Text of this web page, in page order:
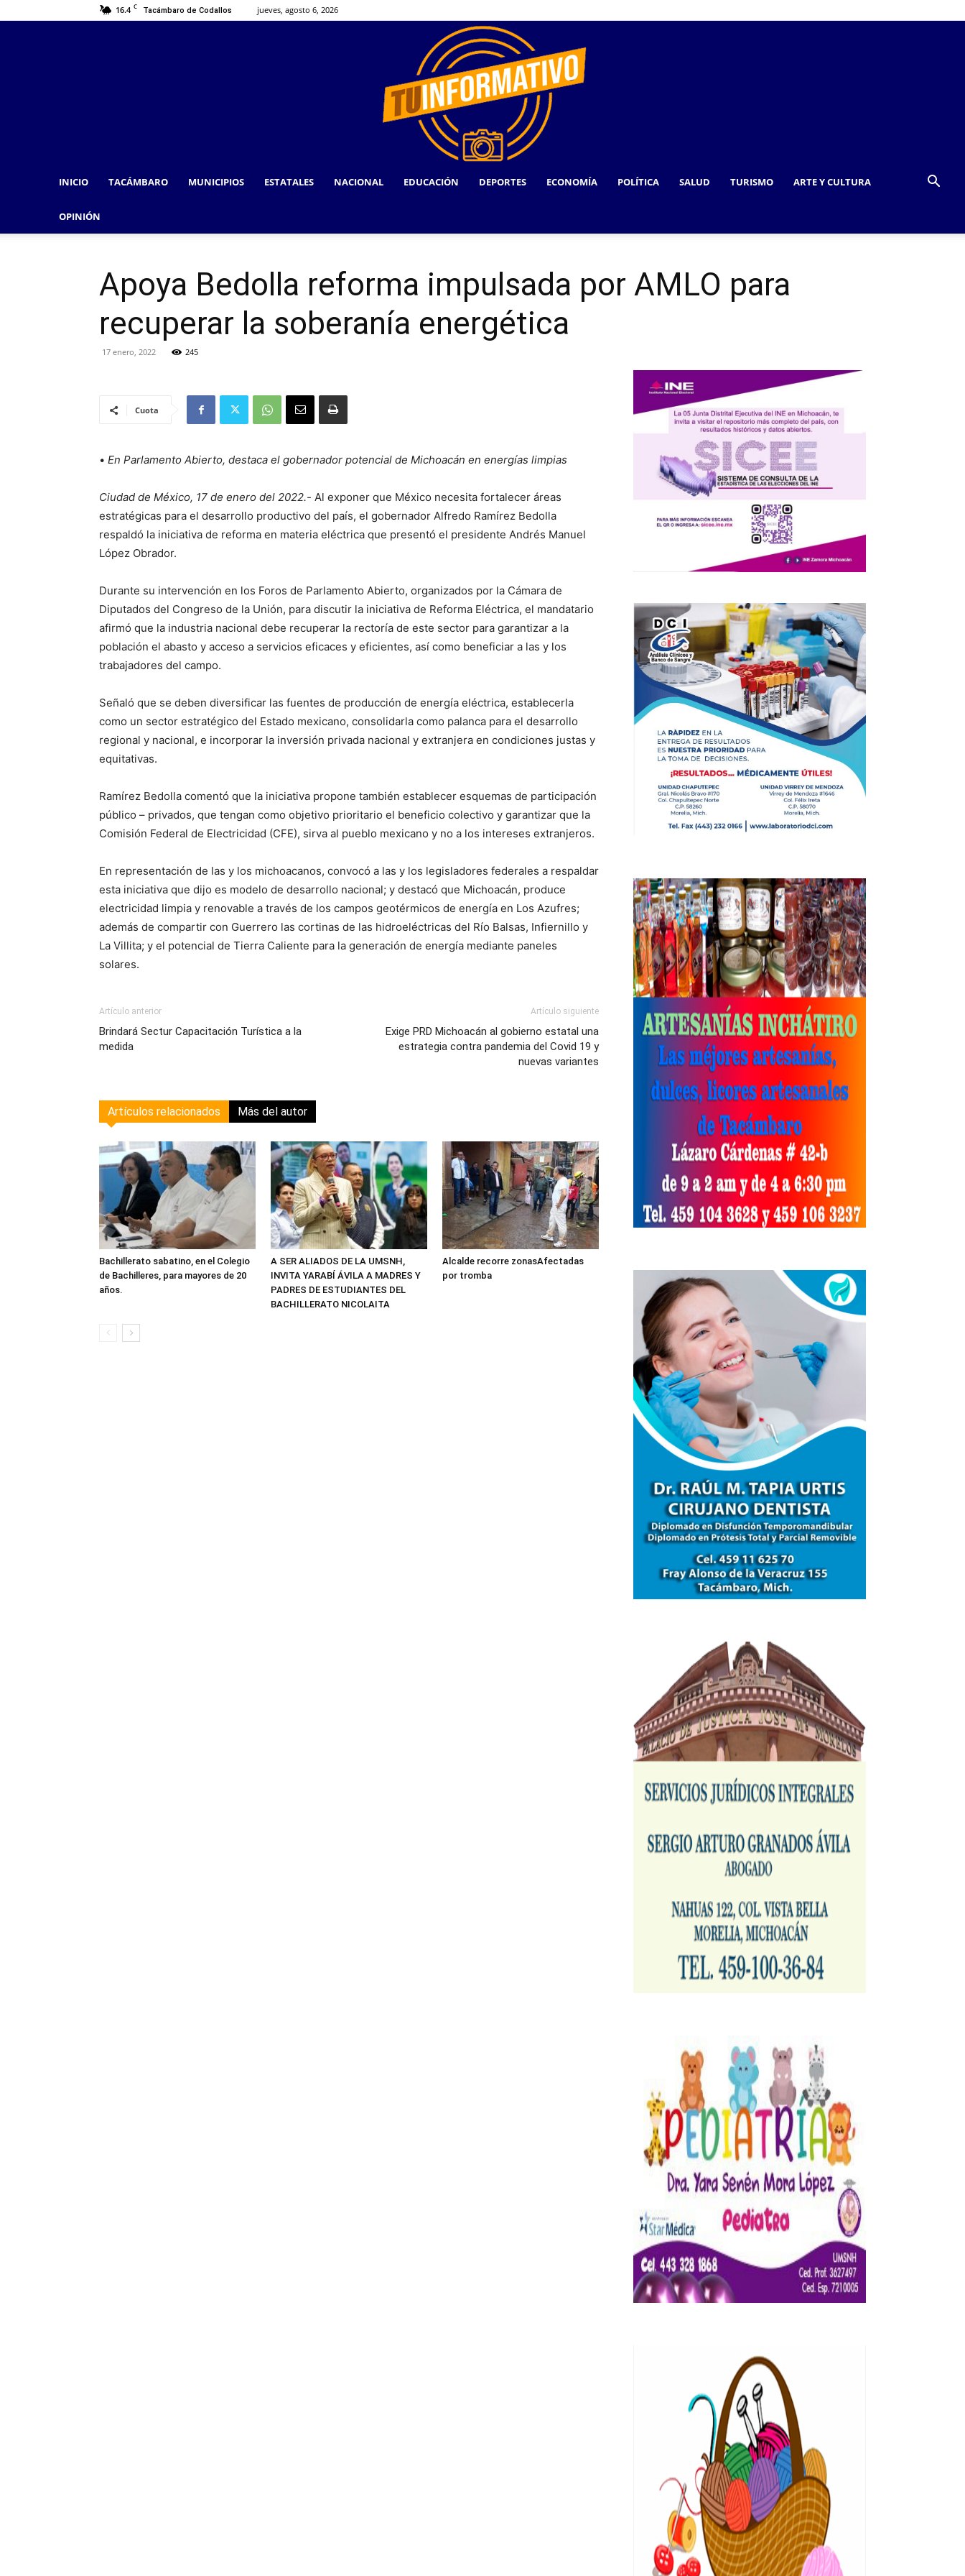
16.4 C Tacámbaro de Codallos jueves, agosto 6, 2026
INICIO TACÁMBARO MUNICIPIOS ESTATALES NACIONAL EDUCACIÓN DEPORTES ECONOMÍA POLÍTICA SALUD TURISMO ARTE Y CULTURA
OPINIÓN
Apoya Bedolla reforma impulsada por AMLO para
recuperar la soberanía energética
17 enero, 2022 245
Cuota
• En Parlamento Abierto, destaca el gobernador potencial de Michoacán en energías limpias
Ciudad de México, 17 de enero del 2022.- Al exponer que México necesita fortalecer áreas
estratégicas para el desarrollo productivo del país, el gobernador Alfredo Ramírez Bedolla
respaldó la iniciativa de reforma en materia eléctrica que presentó el presidente Andrés Manuel
López Obrador.
Durante su intervención en los Foros de Parlamento Abierto, organizados por la Cámara de
Diputados del Congreso de la Unión, para discutir la iniciativa de Reforma Eléctrica, el mandatario
afirmó que la industria nacional debe recuperar la rectoría de este sector para garantizar a la
población el abasto y acceso a servicios eficaces y eficientes, así como beneficiar a las y los
trabajadores del campo.
Señaló que se deben diversificar las fuentes de producción de energía eléctrica, establecerla
como un sector estratégico del Estado mexicano, consolidarla como palanca para el desarrollo
regional y nacional, e incorporar la inversión privada nacional y extranjera en condiciones justas y
equitativas.
Ramírez Bedolla comentó que la iniciativa propone también establecer esquemas de participación
público – privados, que tengan como objetivo prioritario el beneficio colectivo y garantizar que la
Comisión Federal de Electricidad (CFE), sirva al pueblo mexicano y no a los intereses extranjeros.
En representación de las y los michoacanos, convocó a las y los legisladores federales a respaldar
esta iniciativa que dijo es modelo de desarrollo nacional; y destacó que Michoacán, produce
electricidad limpia y renovable a través de los campos geotérmicos de energía en Los Azufres;
además de compartir con Guerrero las cortinas de las hidroeléctricas del Río Balsas, Infiernillo y
La Villita; y el potencial de Tierra Caliente para la generación de energía mediante paneles
solares.
Artículo anterior
Brindará Sectur Capacitación Turística a la
medida
Artículo siguiente
Exige PRD Michoacán al gobierno estatal una
estrategia contra pandemia del Covid 19 y
nuevas variantes
Artículos relacionados Más del autor
Bachillerato sabatino, en el Colegio
de Bachilleres, para mayores de 20
años.
A SER ALIADOS DE LA UMSNH,
INVITA YARABÍ ÁVILA A MADRES Y
PADRES DE ESTUDIANTES DEL
BACHILLERATO NICOLAITA
Alcalde recorre zonasAfectadas
por tromba